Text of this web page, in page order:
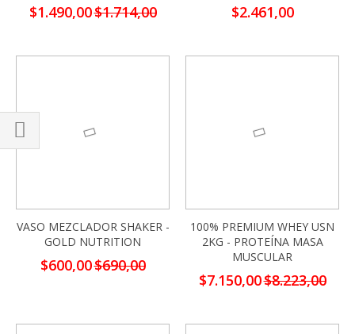
Precio
especial
$1.490,00$1.714,00 $2.461,00
VASO MEZCLADOR SHAKER -
GOLD NUTRITION
Precio
especial
$600,00$690,00
100% PREMIUM WHEY USN
2KG - PROTEÍNA MASA
MUSCULAR
Precio
especial
$7.150,00$8.223,00
Comprar